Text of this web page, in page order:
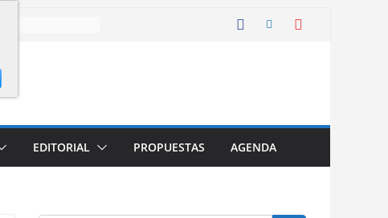
EDITORIAL PROPUESTAS AGENDA